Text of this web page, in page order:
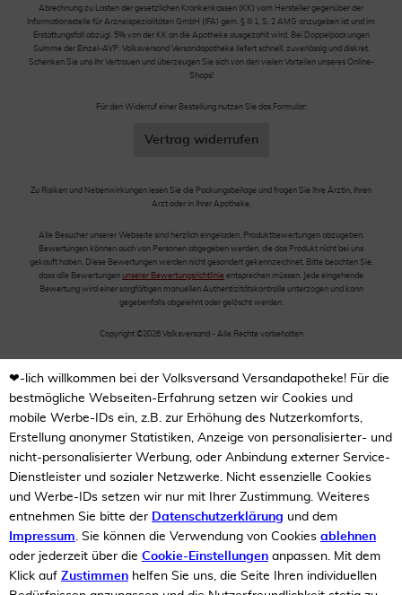
Abrechnung zu Lasten der gesetzlichen Krankenkassen (KK) vom Hersteller gegenüber der
Informationsstelle für Arzneispezialitäten GmbH (IFA) gem. § III 1, S. 2 AMG anzugeben ist und im
Erstattungsfall abzügl. 5% von der KK an die Apotheke ausgezahlt wird. Bei Doppelpackungen
Summe der Einzel-AVP. Volksversand Versandapotheke liefert schnell, zuverlässig und diskret.
Schenken Sie uns Ihr Vertrauen und überzeugen Sie sich von den vielen Vorteilen unseres Online-
Shops!
Für den Widerruf einer Bestellung nutzen Sie das Formular:
Vertrag widerrufen
Zu Risiken und Nebenwirkungen lesen Sie die Packungsbeilage und fragen Sie Ihre Ärztin, Ihren
Arzt oder in Ihrer Apotheke.
Alle Besucher unserer Webseite sind herzlich eingeladen, Produktbewertungen abzugeben.
Bewertungen können auch von Personen abgegeben werden, die das Produkt nicht bei uns
gekauft haben. Diese Bewertungen werden nicht gesondert gekennzeichnet. Bitte beachten Sie,
dass alle Bewertungen unserer Bewertungsrichtlinie entsprechen müssen. Jede eingehende
Bewertung wird einer sorgfältigen manuellen Authentizitätskontrolle unterzogen und kann
gegebenfalls abgelehnt oder gelöscht werden.
Copyright ©2026 Volksversand - Alle Rechte vorbehalten
❤-lich willkommen bei der Volksversand Versandapotheke! Für die
bestmögliche Webseiten-Erfahrung setzen wir Cookies und
mobile Werbe-IDs ein, z.B. zur Erhöhung des Nutzerkomforts,
Erstellung anonymer Statistiken, Anzeige von personalisierter- und
nicht-personalisierter Werbung, oder Anbindung externer Service-
Dienstleister und sozialer Netzwerke. Nicht essenzielle Cookies
und Werbe-IDs setzen wir nur mit Ihrer Zustimmung. Weiteres
entnehmen Sie bitte der Datenschutzerklärung und dem
Impressum. Sie können die Verwendung von Cookies ablehnen
oder jederzeit über die Cookie-Einstellungen anpassen. Mit dem
Klick auf Zustimmen helfen Sie uns, die Seite Ihren individuellen